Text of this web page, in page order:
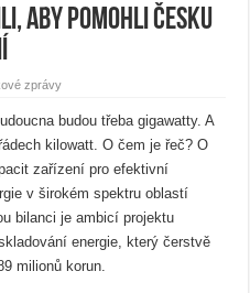
aby pomohli Česku
zprávy
budou třeba gigawatty. A
kilowatt. O čem je řeč? O
zařízení pro efektivní
v širokém spektru oblastí
bilanci je ambicí projektu
energie, který čerstvě
milionů korun.